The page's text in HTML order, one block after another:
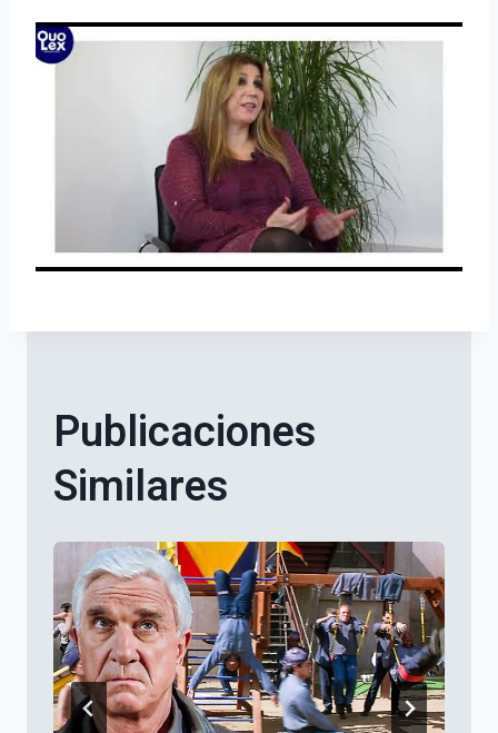
Publicaciones
Similares